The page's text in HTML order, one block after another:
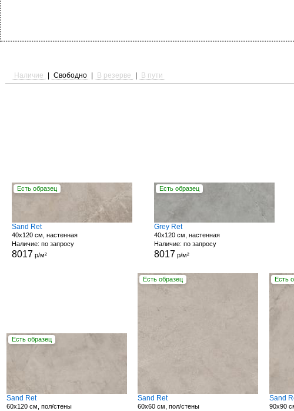
Наличие Свободно В резерве В пути
Есть образец
Sand Ret
40x120 см, настенная
Наличие: по запросу
8017 р/м²
Есть образец
Grey Ret
40x120 см, настенная
Наличие: по запросу
8017 р/м²
Есть образец
Sand Ret
60x120 см, пол/стены
Есть образец
Sand Ret
60x60 см, пол/стены
Есть
Sand
90x90